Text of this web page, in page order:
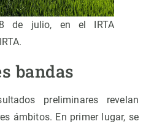
de julio, en el IRTA
bandas
preliminares revelan
ámbitos. En primer lugar, se